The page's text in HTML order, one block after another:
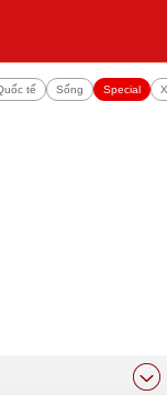
tế Sống Special